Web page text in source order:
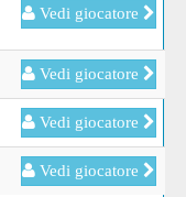
Vedi giocatore
Vedi giocatore
Vedi giocatore
Vedi giocatore